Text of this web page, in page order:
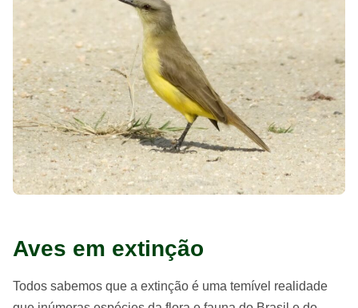
Aves em extinção
Todos sabemos que a extinção é uma temível realidade